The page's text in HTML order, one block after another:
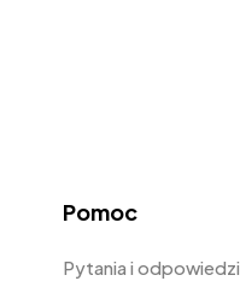
Pomoc
Pytania i odpowiedzi